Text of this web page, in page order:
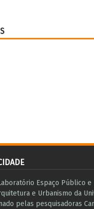
Espaço Público e
e Urbanismo da
pelas pesquisadoras